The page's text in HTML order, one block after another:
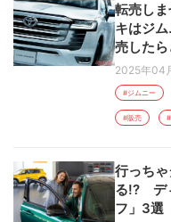
転売し
キはジ
売した
2025年04
#ジムニー
#販売
行っち
る!? デ
フ」3選